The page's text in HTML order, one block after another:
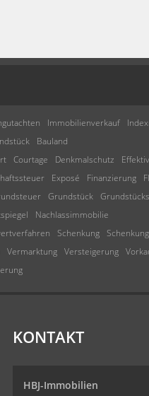
Immobilienverkauf
Bauland
Courtage Denkmalschutz
Exposé Finanzierung
Grundstück
Nachlassimmobilie
Schenkung
Vermarktung Versteigerung
KONTAKT
HBJ-Immobilien